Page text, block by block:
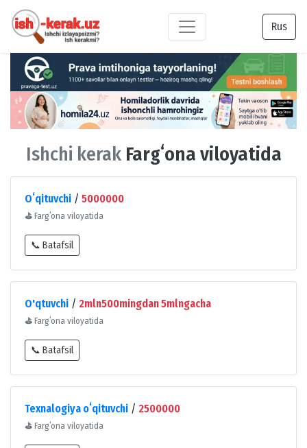
Rus
Ishchi kerak Fargʻona viloyatida
Oʻqituvchi / 5000000
⛳ Fargʻona viloyatida
📞 Batafsil
O'qtuvchi / 2mln500mingdan 5mlngacha
⛳ Fargʻona viloyatida
📞 Batafsil
Texnalogiya oʻqituvchi / 2500000
⛳ Fargʻona viloyatida